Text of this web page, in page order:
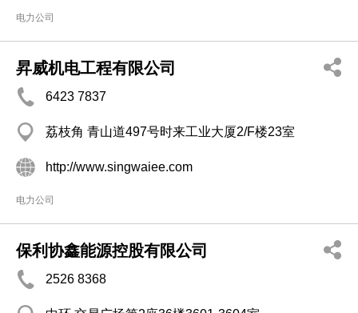
电力公司
昇威机电工程有限公司
6423 7837
荔枝角 青山道497号时来工业大厦2/F楼23室
http://www.singwaiee.com
电力公司
保利协鑫能源控股有限公司
2526 8368